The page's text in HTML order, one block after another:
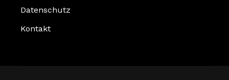
Datenschutz
Kontakt